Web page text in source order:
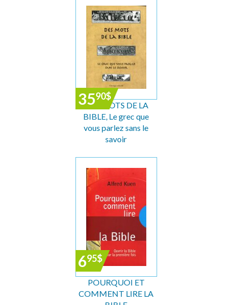
3590$
DES MOTS DE LA
BIBLE, Le grec que
vous parlez sans le
savoir
695$
POURQUOI ET
COMMENT LIRE LA